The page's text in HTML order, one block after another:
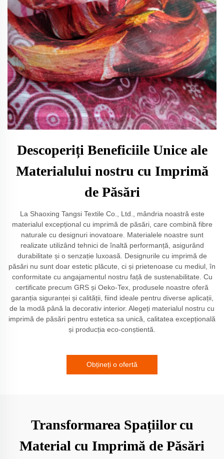
Descoperiți Beneficiile Unice ale
Materialului nostru cu Imprimă
de Păsări
La Shaoxing Tangsi Textile Co., Ltd., mândria noastră este
materialul excepțional cu imprimă de păsări, care combină fibre
naturale cu designuri inovatoare. Materialele noastre sunt
realizate utilizând tehnici de înaltă performanță, asigurând
durabilitate și o senzație luxoasă. Designurile cu imprimă de
păsări nu sunt doar estetic plăcute, ci și prietenoase cu mediul, în
conformitate cu angajamentul nostru față de sustenabilitate. Cu
certificate precum GRS și Oeko-Tex, produsele noastre oferă
garanția siguranței și calității, fiind ideale pentru diverse aplicații,
de la modă până la decorativ interior. Alegeți materialul nostru cu
imprimă de păsări pentru estetica sa unică, calitatea excepțională
și producția eco-conștientă.
Obțineți o ofertă
Transformarea Spațiilor cu
Material cu Imprimă de Păsări